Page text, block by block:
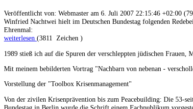
Veröffentlicht von: Webmaster am 6. Juli 2007 22:15:46 +02:00
Winfried Nachtwei hielt im Deutschen Bundestag folgenden
Ehrenmal:
weiterlesen (3811 Zeichen )
1989 stieß ich auf die Spuren der verschleppten jüdischen Frauen,
Mit meinem bebilderten Vortrag "Nachbarn von nebenan -
Vorstellung der "Toolbox Krisenmanagement"
Von der zivilen Krisenprävention bis zum Peacebuilding: Die 53-
Bundestag in Berlin wurde die Schrift einem Fachpublikum